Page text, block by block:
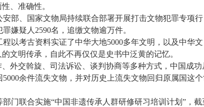
、准确性。
、国家文物局持续联合部署开展打击文物犯罪专项行
嫌疑人2590名，追缴文物逾万件。
考古资料实证了中华大地5000多年文明，以及中华文
文明传承，自此不再仅仅是史书中泛黄的记忆。
交斡旋、司法诉讼、谈判协商等多种方式，中国成功
余件流失文物，并对历史上流失文物回归原属国这
联合实施“中国非遗传承人群研修研习培训计划”，截